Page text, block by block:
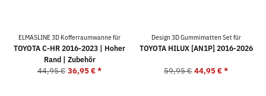
ELMASLINE 3D Kofferraumwanne für
TOYOTA C-HR 2016-2023 | Hoher
Rand | Zubehör
44,95 € 36,95 €*
Design 3D Gummimatten Set für
TOYOTA HILUX [AN1P] 2016-2026
59,95 € 44,95 €*